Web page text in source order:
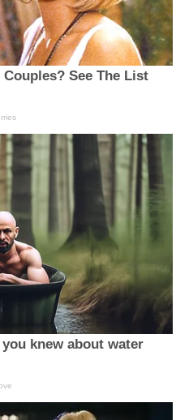
See The List
knew about water